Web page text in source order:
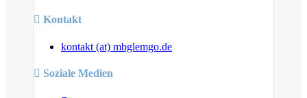
Kontakt
kontakt (at) mbglemgo.de
Soziale Medien